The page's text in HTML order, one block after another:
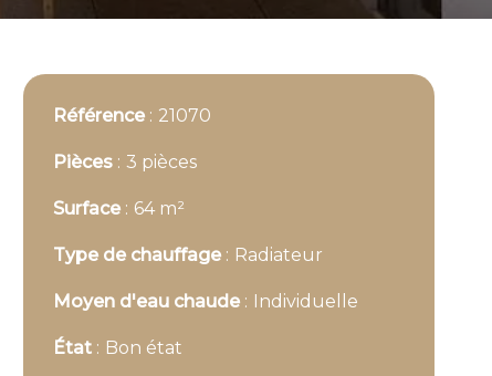
Référence 21070
Pièces 3 pièces
Surface 64 m²
Type de chauffage Radiateur
Moyen d'eau chaude Individuelle
État Bon état